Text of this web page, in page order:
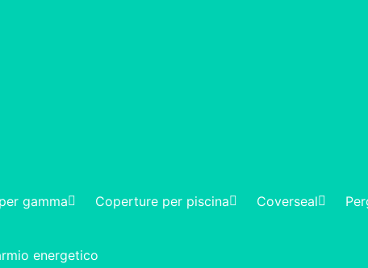
gamma Coperture per piscina Coverseal
energetico